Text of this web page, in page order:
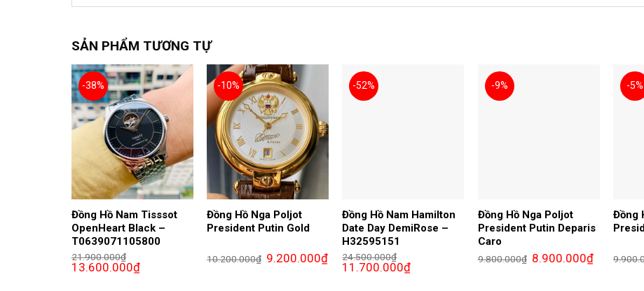
SẢN PHẨM TƯƠNG TỰ
-38%
Đồng Hồ Nam Tisssot
OpenHeart Black –
T0639071105800
21.900.000₫
Giá
gốc
13.600.000₫Giá
hiện
-10%
Đồng Hồ Nga Poljot
President Putin Gold
10.200.000₫ Giá
gốc
9.200.000₫Giá
hiện
-52%
Đồng Hồ Nam Hamilton
Date Day DemiRose –
H32595151
24.500.000₫
Giá
gốc
11.700.000₫Giá
-9%
Đồng Hồ Nga Poljot
President Putin Deparis
Caro
9.800.000₫ Giá
gốc
8.900.000₫Giá
hiện
-5%
Đồng